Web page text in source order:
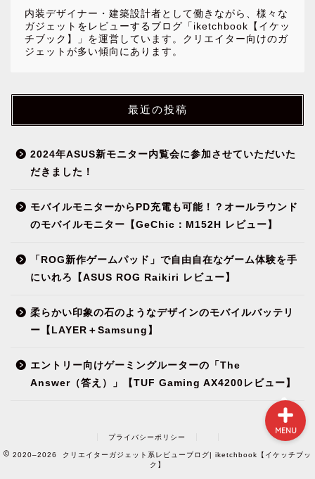
内装デザイナー・建築設計者として働きながら、様々な
ガジェットをレビューするブログ「iketchbook【イケッ
チブック】」を運営しています。クリエイター向けのガ
ジェットが多い傾向にあります。
最近の投稿
2024年ASUS新モニター内覧会に参加させていただいた
だきました！
モバイルモニターからPD充電も可能！？オールラウンド
のモバイルモニター【GeChic：M152H レビュー】
「ROG新作ゲームパッド」で自由自在なゲーム体験を手
にいれろ【ASUS ROG Raikiri レビュー】
柔らかい印象の石のようなデザインのモバイルバッテリ
ー【LAYER＋Samsung】
エントリー向けゲーミングルーターの「The
Answer（答え）」【TUF Gaming AX4200レビュー】
プライバシーポリシー
2020–2026 クリエイターガジェット系レビューブログ| iketchbook【イケッチブッ
ク】
MENU
NEWS
ガジェット&小物
環境（インテリア）